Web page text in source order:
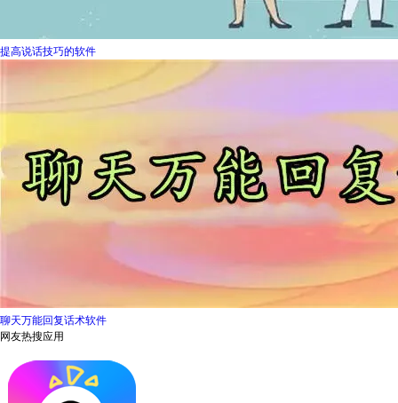
提高说话技巧的软件
聊天万能回复话术软件
网友热搜应用